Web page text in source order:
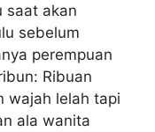
saat akan
sebelum
perempuan
Ribuan
wajah lelah tapi
ala wanita